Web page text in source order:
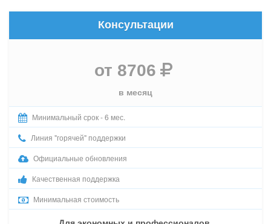
Консультации
от 8706
в месяц
Минимальный срок - 6 мес.
Линия "горячей" поддержки
Официальные обновления
Качественная поддержка
Минимальная стоимость